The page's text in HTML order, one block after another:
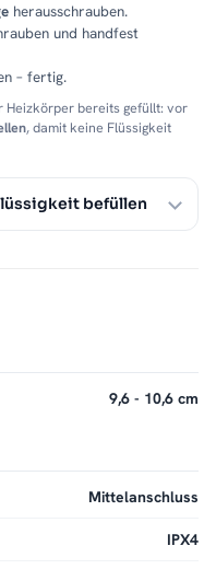
herausschrauben.
und handfest
– fertig.
Heizkörper bereits gefüllt: vor
, damit keine Flüssigkeit
befüllen
9,6 - 10,6 cm
Mittelanschluss
IPX4